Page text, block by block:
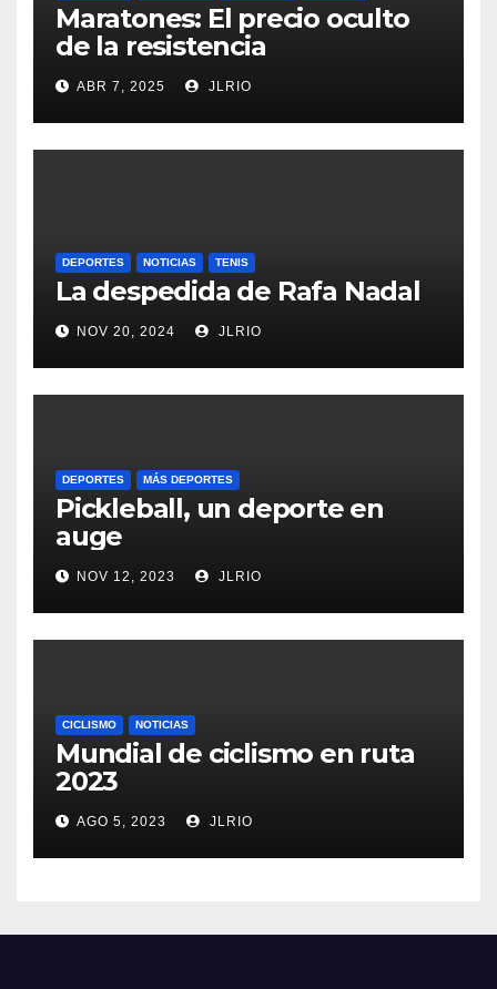
Maratones: El precio oculto
de la resistencia
ABR 7, 2025 JLRIO
DEPORTES NOTICIAS TENIS
La despedida de Rafa Nadal
NOV 20, 2024 JLRIO
DEPORTES MÁS DEPORTES
Pickleball, un deporte en
auge
NOV 12, 2023 JLRIO
CICLISMO NOTICIAS
Mundial de ciclismo en ruta
2023
AGO 5, 2023 JLRIO